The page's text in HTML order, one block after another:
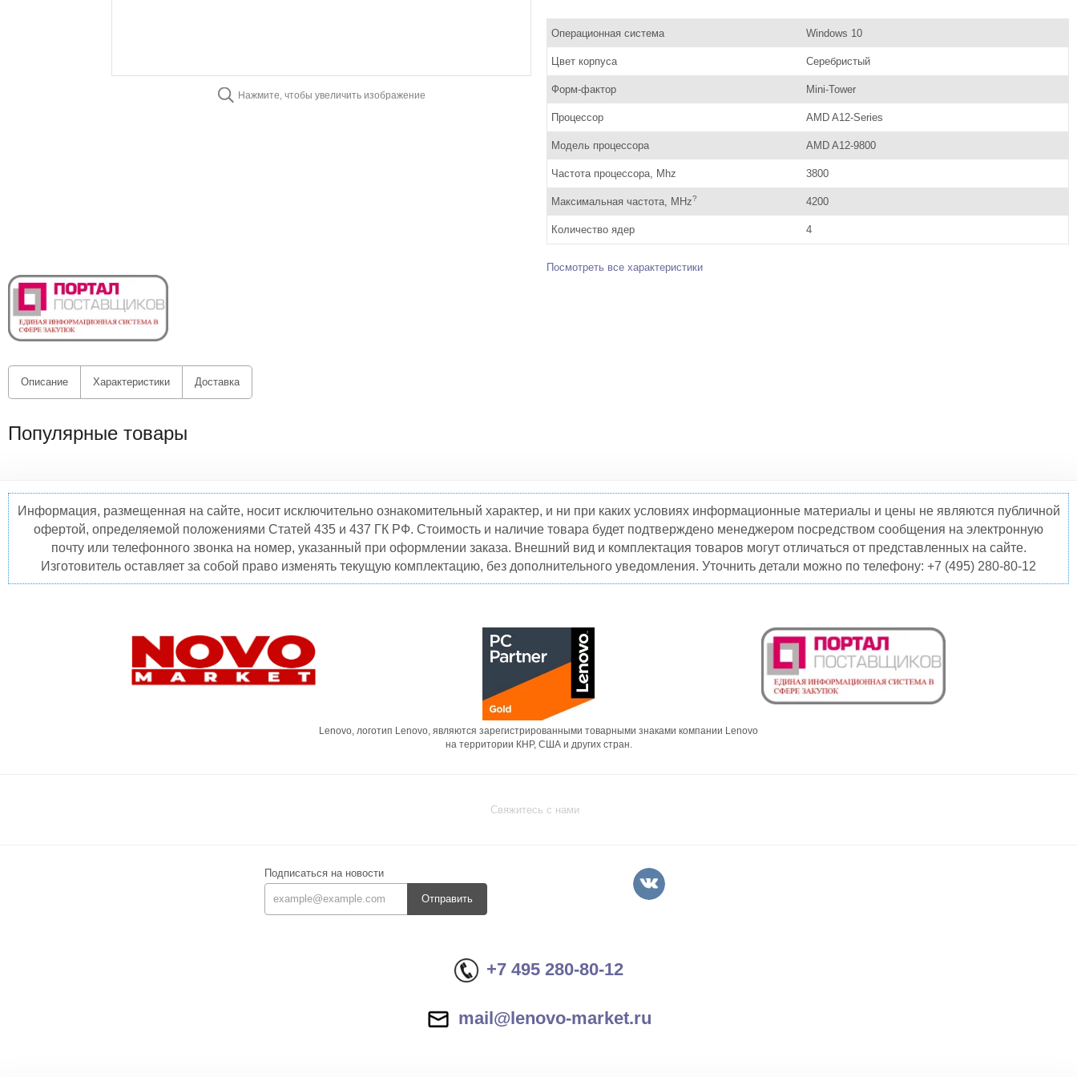
Нажмите, чтобы увеличить изображение
Операционная система Windows 10
Цвет корпуса Серебристый
Форм-фактор Mini-Tower
Процессор AMD A12-Series
Модель процессора AMD A12-9800
Частота процессора, Mhz 3800
Максимальная частота, MHz? 4200
Количество ядер 4
Посмотреть все характеристики
Описание Характеристики Доставка
Популярные товары
Информация, размещенная на сайте, носит исключительно ознакомительный характер, и ни при каких условиях информационные материалы и цены не являются публичной
офертой, определяемой положениями Статей 435 и 437 ГК РФ. Стоимость и наличие товара будет подтверждено менеджером посредством сообщения на электронную
почту или телефонного звонка на номер, указанный при оформлении заказа. Внешний вид и комплектация товаров могут отличаться от представленных на сайте.
Изготовитель оставляет за собой право изменять текущую комплектацию, без дополнительного уведомления. Уточнить детали можно по телефону: +7 (495) 280-80-12
Lenovo, логотип Lenovo, являются зарегистрированными товарными знаками компании Lenovo
на территории КНР, США и других стран.
Свяжитесь с нами
Подписаться на новости
Отправить
+7 495 280-80-12
mail@lenovo-market.ru